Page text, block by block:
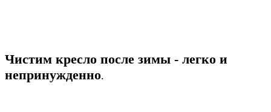
Чистим кресло после зимы - легко и
непринужденно.